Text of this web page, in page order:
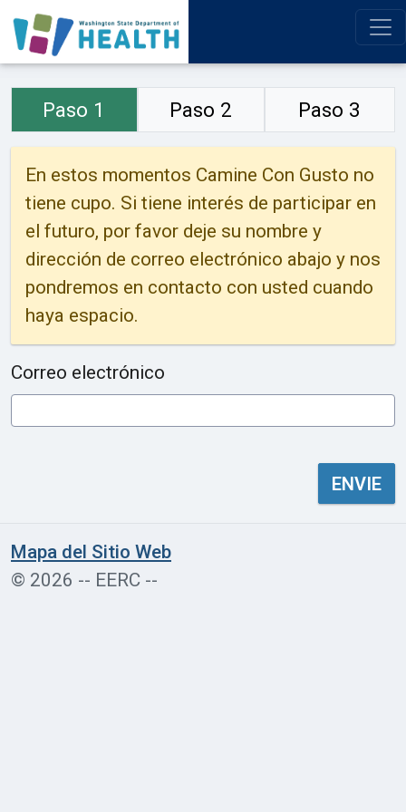
Paso 1 Paso 2 Paso 3
En estos momentos Camine Con Gusto no
tiene cupo. Si tiene interés de participar en
el futuro, por favor deje su nombre y
dirección de correo electrónico abajo y nos
pondremos en contacto con usted cuando
haya espacio.
Correo electrónico
ENVIE
Mapa del Sitio Web
© 2026 -- EERC --